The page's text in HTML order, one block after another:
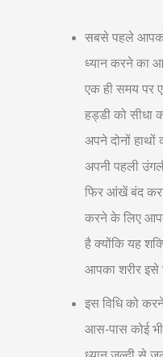
सबसे पहले आपको
ध्यान करने का
एक ही समय पर
हड्डी को
अपने दोनों
अपनी पहली
फिर आंखें बंद
करने के लिए
है क्योंकि यह
आपका शरीर इसे
इस विधि को
आस-पास कोई भी